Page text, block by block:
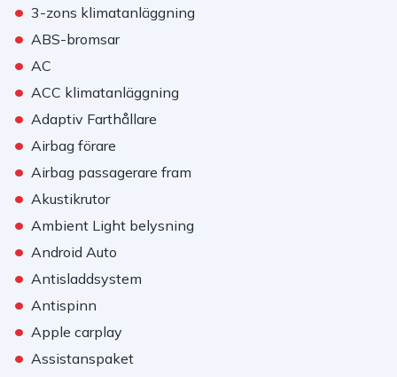
• 3-zons klimatanläggning
• ABS-bromsar
• AC
• ACC klimatanläggning
• Adaptiv Farthållare
• Airbag förare
• Airbag passagerare fram
• Akustikrutor
• Ambient Light belysning
• Android Auto
• Antisladdsystem
• Antispinn
• Apple carplay
• Assistanspaket